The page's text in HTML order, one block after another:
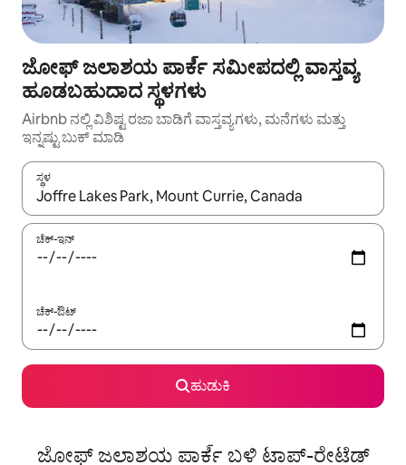
ಜೋಫ್ ಜಲಾಶಯ ಪಾರ್ಕ్ ಸಮೀಪದಲ್ಲಿ ವಾಸ್ತವ್ಯ
ಹೂಡಬಹುದಾದ ಸ್ಥಳಗಳು
Airbnb ನಲ್ಲಿ ವಿಶಿಷ್ಟ ರಜಾ ಬಾಡಿಗೆ ವಾಸ್ತವ್ಯಗಳು, ಮನೆಗಳು ಮತ್ತು
ಇನ್ನಷ್ಟು ಬುಕ್ ಮಾಡಿ
ಸ್ಥಳ
ಫಲಿತಾಂಶಗಳು ಲಭ್ಯವಿರುವಾಗ, ಅಪ್ ಮತ್ತು ಡೌನ್ ಬಾಣದ ಕೀಲಿಗಳೊಂದಿಗೆ
ಚೆಕ್-ಇನ್
ಚೆಕ್-ಔಟ್
ಹುಡುಕಿ
ಜೋಫ್ ಜಲಾಶಯ ಪಾರ್ಕ్ ಬಳಿ ಟಾಪ್-ರೇಟೆಡ್